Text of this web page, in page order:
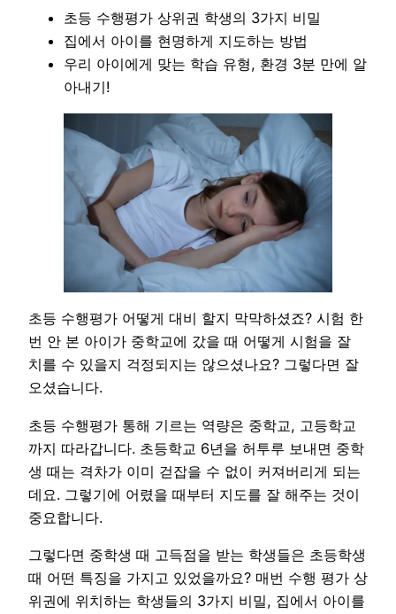
초등 수행평가 상위권 학생의 3가지 비밀
집에서 아이를 현명하게 지도하는 방법
우리 아이에게 맞는 학습 유형, 환경 3분 만에 알
아내기!
초등 수행평가 어떻게 대비 할지 막막하셨죠? 시험 한
번 안 본 아이가 중학교에 갔을 때 어떻게 시험을 잘
치를 수 있을지 걱정되지는 않으셨나요? 그렇다면 잘
오셨습니다.
초등 수행평가 통해 기르는 역량은 중학교, 고등학교
까지 따라갑니다. 초등학교 6년을 허투루 보내면 중학
생 때는 격차가 이미 걷잡을 수 없이 커져버리게 되는
데요. 그렇기에 어렸을 때부터 지도를 잘 해주는 것이
중요합니다.
그렇다면 중학생 때 고득점을 받는 학생들은 초등학생
때 어떤 특징을 가지고 있었을까요? 매번 수행 평가 상
위권에 위치하는 학생들의 3가지 비밀, 집에서 아이를